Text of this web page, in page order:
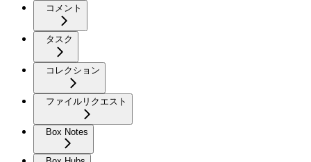
コメント
タスク
コレクション
ファイルリクエスト
Box Notes